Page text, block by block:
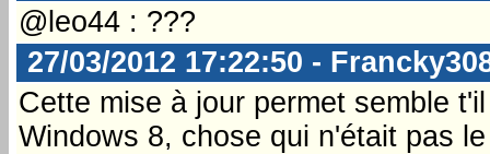
@leo44 : ???
27/03/2012 17:22:50 -
Cette mise à jour permet semble
Windows 8, chose qui n'était pas